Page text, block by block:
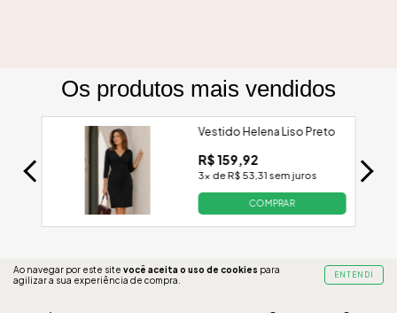
Ao navegar por este site você aceita o uso de cookies para
agilizar a sua experiência de compra.
ENTENDI